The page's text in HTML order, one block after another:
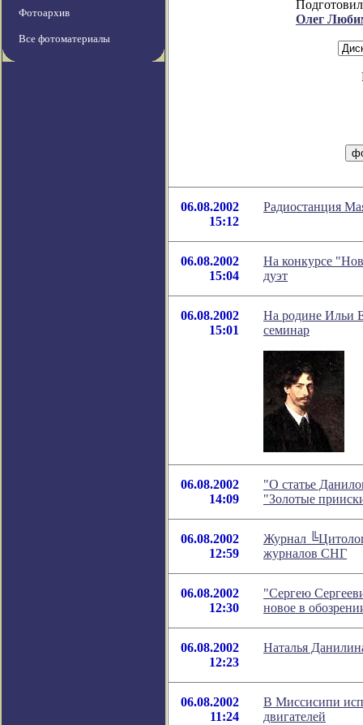
Фотоархив
Все фотоматериалы
Подготовил
Олег
06.08.2002
15:12
Радиостанция
06.08.2002
15:04
На конкурсе
дуэт
06.08.2002
15:01
На родине Ильи
семинар
06.08.2002
14:09
"О статье
"Золотые
06.08.2002
12:59
Журнал
журналов СНГ
06.08.2002
12:30
"Сергею
новое в
06.08.2002
12:23
Наталья
06.08.2002
11:24
В Миссисипи
двигателей